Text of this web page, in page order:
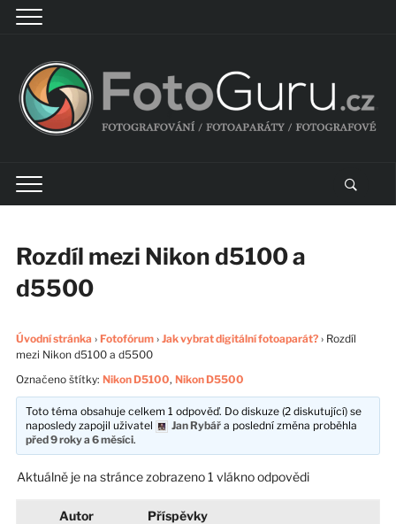
Rozdíl mezi Nikon d5100 a
d5500
Úvodní stránka › Fotofórum › Jak vybrat digitální fotoaparát? › Rozdíl
mezi Nikon d5100 a d5500
Označeno štítky: Nikon D5100, Nikon D5500
Toto téma obsahuje celkem 1 odpověď. Do diskuze (2 diskutující) se
naposledy zapojil uživatel
Jan Rybář a poslední změna proběhla
před 9 roky a 6 měsíci.
Aktuálně je na stránce zobrazeno 1 vlákno odpovědi
Autor Příspěvky